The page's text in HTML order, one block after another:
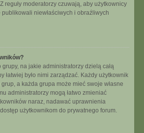
reguły moderatorzy czuwają, aby użytkownicy
niewłaściwych i obraźliwych
grupy, na jakie administratorzy dzielą całą
łatwiej było nimi zarządzać. Każdy użytkownik
a każda grupa może mieć swoje własne
administratorzy mogą łatwo zmieniać
naraz, nadawać uprawnienia
użytkownikom do prywatnego forum.